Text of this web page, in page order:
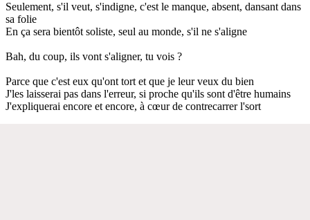
Seulement, s'il veut, s'indigne, c'est le manque, absent, dansant dans
sa folie
En ça sera bientôt soliste, seul au monde, s'il ne s'aligne
Bah, du coup, ils vont s'aligner, tu vois ?
Parce que c'est eux qu'ont tort et que je leur veux du bien
J'les laisserai pas dans l'erreur, si proche qu'ils sont d'être humains
J'expliquerai encore et encore, à cœur de contrecarrer l'sort